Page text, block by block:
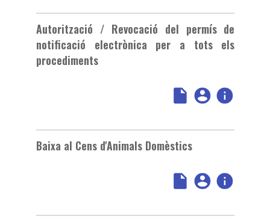
Autorització / Revocació del permís de
notificació electrònica per a tots els
procediments
Baixa al Cens d'Animals Domèstics